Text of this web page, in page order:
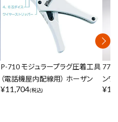
P-710 モジュラープラグ圧着工具
（電話機屋内配線用） ホーザン
¥11,704(税込)
ンワ
¥